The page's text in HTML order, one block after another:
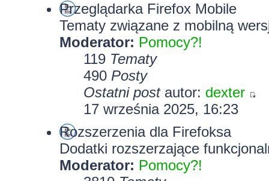
Przeglądarka Firefox Mobile
Tematy związane z mobilną
Moderator: Pomocy?!
119 Tematy
490 Posty
Ostatni postautor: dexter
17 września 2025, 16:23
Rozszerzenia dla Firefoksa
Dodatki rozszerzające
Moderator: Pomocy?!